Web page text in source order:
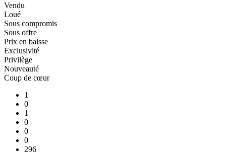
Vendu
Loué
Sous compromis
Sous offre
Prix en baisse
Exclusivité
Privilège
Nouveauté
Coup de cœur
1
0
1
0
0
0
296